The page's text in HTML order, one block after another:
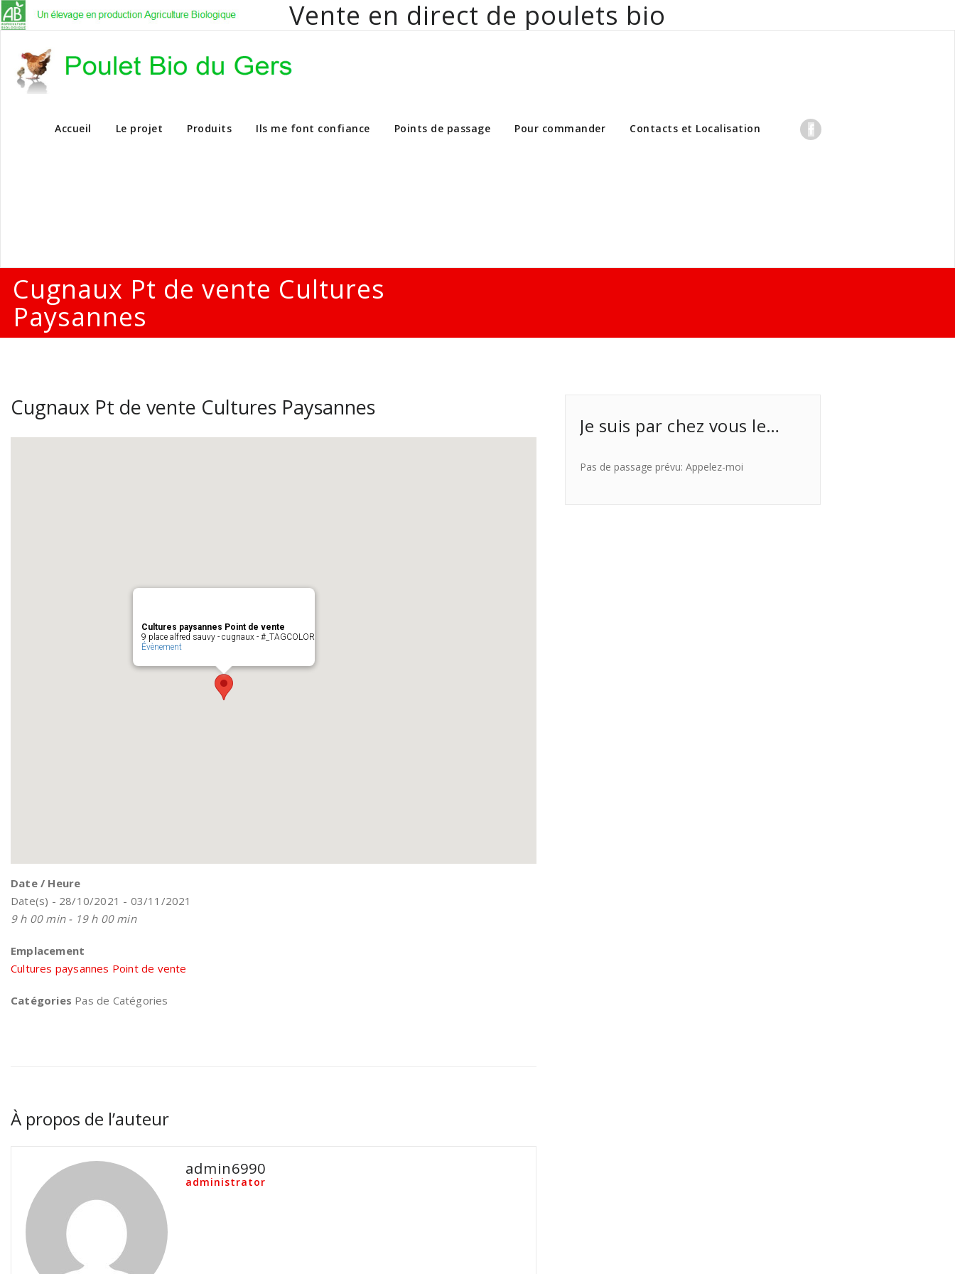
Vente en direct de poulets bio
Vente en direct de poulets bio aux particuliers et professionnels
Accueil Le projet Produits Ils me font confiance Points de passage Pour commander Contacts et Localisation
Cugnaux Pt de vente Cultures
Paysannes
Cugnaux Pt de vente Cultures Paysannes
Cultures paysannes Point de vente
9 place alfred sauvy - cugnaux - #_TAGCOLOR
Évènement
Date / Heure
Date(s) - 28/10/2021 - 03/11/2021
9 h 00 min - 19 h 00 min
Emplacement
Cultures paysannes Point de vente
Catégories Pas de Catégories
À propos de l’auteur
admin6990
administrator
Je suis par chez vous le…
Pas de passage prévu: Appelez-moi